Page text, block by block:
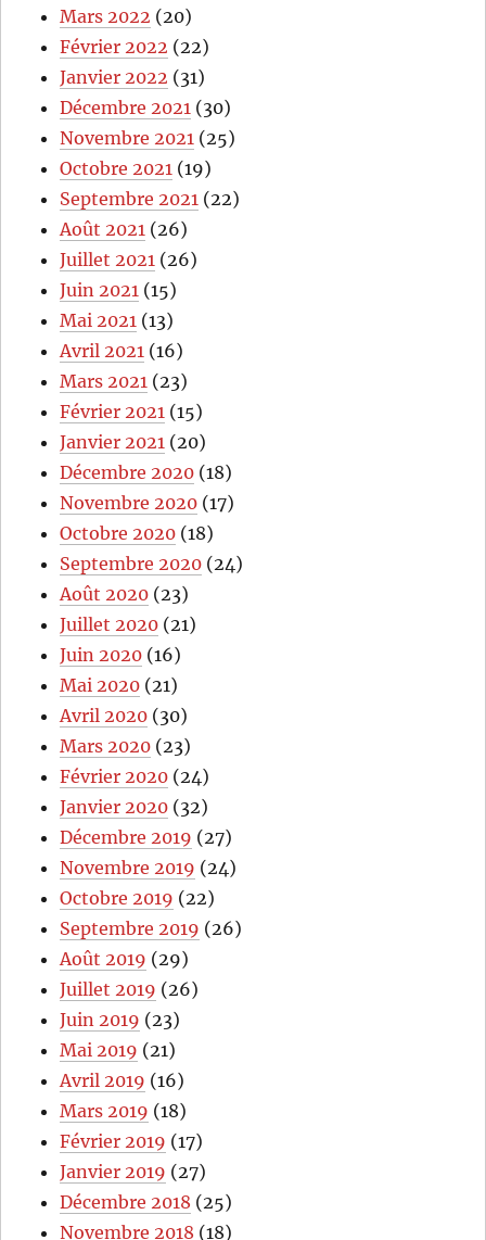
Mars 2022 (20)
Février 2022 (22)
Janvier 2022 (31)
Décembre 2021 (30)
Novembre 2021 (25)
Octobre 2021 (19)
Septembre 2021 (22)
Août 2021 (26)
Juillet 2021 (26)
Juin 2021 (15)
Mai 2021 (13)
Avril 2021 (16)
Mars 2021 (23)
Février 2021 (15)
Janvier 2021 (20)
Décembre 2020 (18)
Novembre 2020 (17)
Octobre 2020 (18)
Septembre 2020 (24)
Août 2020 (23)
Juillet 2020 (21)
Juin 2020 (16)
Mai 2020 (21)
Avril 2020 (30)
Mars 2020 (23)
Février 2020 (24)
Janvier 2020 (32)
Décembre 2019 (27)
Novembre 2019 (24)
Octobre 2019 (22)
Septembre 2019 (26)
Août 2019 (29)
Juillet 2019 (26)
Juin 2019 (23)
Mai 2019 (21)
Avril 2019 (16)
Mars 2019 (18)
Février 2019 (17)
Janvier 2019 (27)
Décembre 2018 (25)
Novembre 2018 (18)